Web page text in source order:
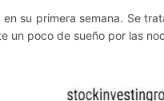
su primera semana. Se
un poco de sueño por las